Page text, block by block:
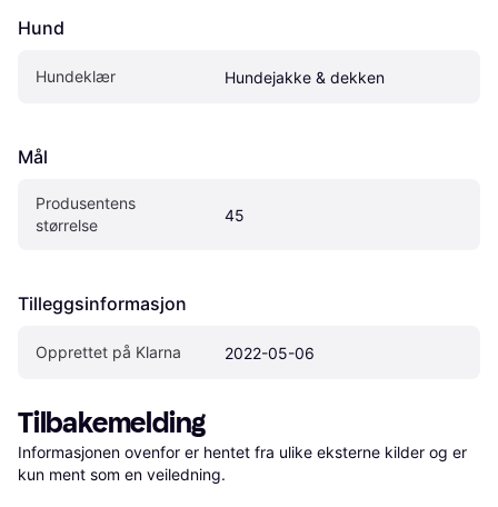
Hund
Hundeklær Hundejakke & dekken
Mål
Produsentens
størrelse
45
Tilleggsinformasjon
Opprettet på Klarna 2022-05-06
Tilbakemelding
Informasjonen ovenfor er hentet fra ulike eksterne kilder og er
kun ment som en veiledning.